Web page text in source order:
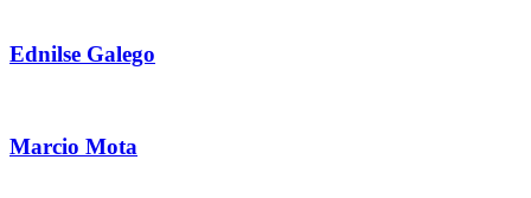
Ednilse Galego
Marcio Mota